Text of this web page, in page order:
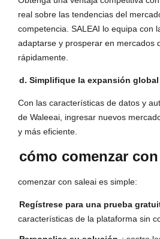
real sobre las tendencias del
competencia. SALEAI lo equipa con
adaptarse y prosperar en mercados
rápidamente.
d. Simplifique la expansión global
Con las características de datos y
de Waleeai, ingresar nuevos
y más eficiente.
cómo comenzar
comenzar con saleai es simple:
Regístrese para una prueba
características de la plataforma sin